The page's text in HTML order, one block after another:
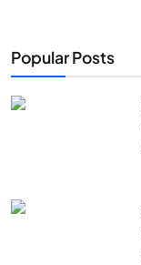
Popular Posts